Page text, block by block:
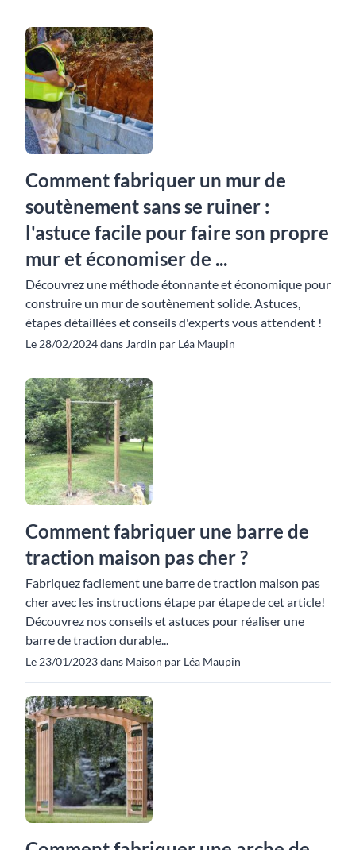
Comment fabriquer un mur de
soutènement sans se ruiner :
l'astuce facile pour faire son propre
mur et économiser de ...
Découvrez une méthode étonnante et économique pour
construire un mur de soutènement solide. Astuces,
étapes détaillées et conseils d'experts vous attendent !
Le 28/02/2024 dans Jardin par Léa Maupin
Comment fabriquer une barre de
traction maison pas cher ?
Fabriquez facilement une barre de traction maison pas
cher avec les instructions étape par étape de cet article!
Découvrez nos conseils et astuces pour réaliser une
barre de traction durable...
Le 23/01/2023 dans Maison par Léa Maupin